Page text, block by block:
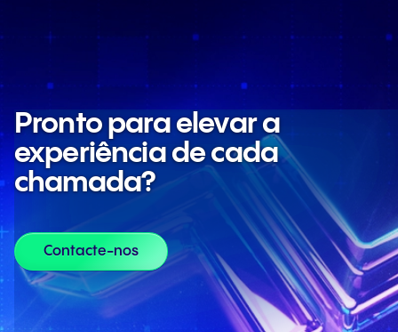
Pronto para elevar a
experiência de cada
chamada?
Contacte-nos